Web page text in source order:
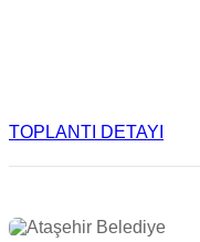
TOPLANTI DETAYI